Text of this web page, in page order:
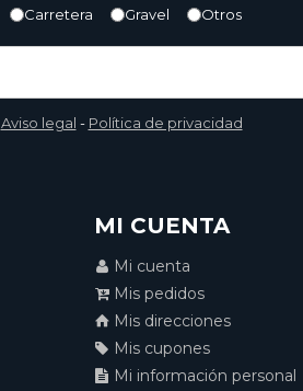
Carretera Gravel Otros
Aviso legal - Política de privacidad
MI CUENTA
Mi cuenta
Mis pedidos
Mis direcciones
Mis cupones
Mi información personal